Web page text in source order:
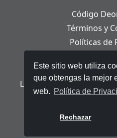
Este sitio web utiliza
que obtengas la mejor
web. Política de
Rechazar
Código
Términos y
Políticas de
Aviso
Ley Orgánica de
© 2025 Telerama - Todos